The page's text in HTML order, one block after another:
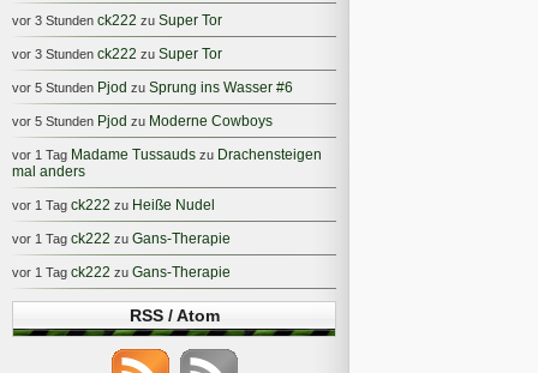
vor 3 Stunden ck222 zu Super Tor
vor 3 Stunden ck222 zu Super Tor
vor 5 Stunden Pjod zu Sprung ins Wasser #6
vor 5 Stunden Pjod zu Moderne Cowboys
vor 1 Tag Madame Tussauds zu Drachensteigen
mal anders
vor 1 Tag ck222 zu Heiße Nudel
vor 1 Tag ck222 zu Gans-Therapie
vor 1 Tag ck222 zu Gans-Therapie
RSS / Atom